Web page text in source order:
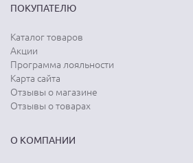
ПОКУПАТЕЛЮ
Каталог товаров
Акции
Программа лояльности
Карта сайта
Отзывы о магазине
Отзывы о товарах
О КОМПАНИИ